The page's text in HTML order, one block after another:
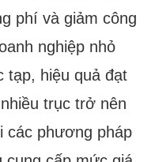
phí và giảm công
nghiệp nhỏ
tạp, hiệu quả đạt
trục trở nên
các phương pháp